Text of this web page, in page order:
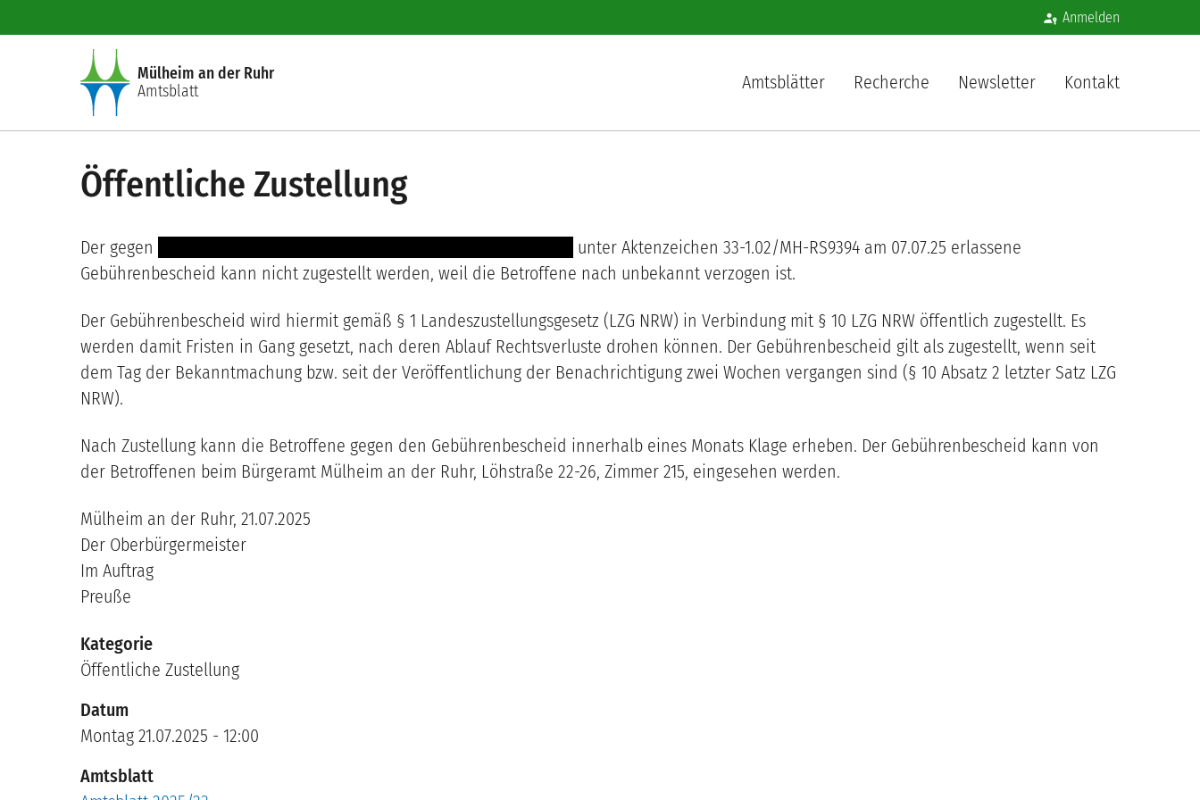
Benutzermenü
Anmelden
Mülheim an der Ruhr
Amtsblatt
Amtsblätter Recherche Newsletter Kontakt
Öffentliche Zustellung
Der gegen unter Aktenzeichen 33-1.02/MH-RS9394 am 07.07.25 erlassene
Gebührenbescheid kann nicht zugestellt werden, weil die Betroffene nach unbekannt verzogen ist.
Der Gebührenbescheid wird hiermit gemäß § 1 Landeszustellungsgesetz (LZG NRW) in Verbindung mit § 10 LZG NRW öffentlich zugestellt. Es
werden damit Fristen in Gang gesetzt, nach deren Ablauf Rechtsverluste drohen können. Der Gebührenbescheid gilt als zugestellt, wenn seit
dem Tag der Bekanntmachung bzw. seit der Veröffentlichung der Benachrichtigung zwei Wochen vergangen sind (§ 10 Absatz 2 letzter Satz LZG
NRW).
Nach Zustellung kann die Betroffene gegen den Gebührenbescheid innerhalb eines Monats Klage erheben. Der Gebührenbescheid kann von
der Betroffenen beim Bürgeramt Mülheim an der Ruhr, Löhstraße 22-26, Zimmer 215, eingesehen werden.
Mülheim an der Ruhr, 21.07.2025
Der Oberbürgermeister
Im Auftrag
Preuße
Kategorie
Öffentliche Zustellung
Datum
Montag 21.07.2025 - 12:00
Amtsblatt